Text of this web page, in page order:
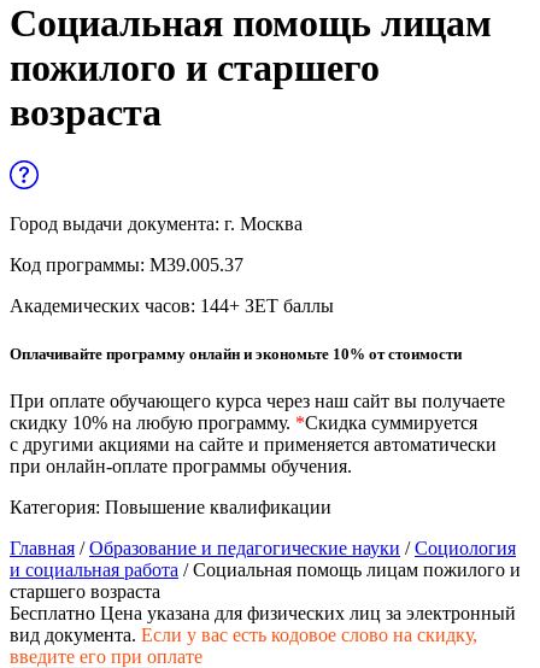
медицине
науки
Социология и социальная работа
и служащих
История и археология
Психологические науки
Техносферная безопасность и ОТ
природообустройство
Экологическая безопасность в
промышленности
Социальная помощь лицам
пожилого и старшего
возраста
Город выдачи документа: г. Москва
Код программы: М39.005.37
Академических часов: 144+ ЗЕТ баллы
Оплачивайте программу онлайн и экономьте 10% от стоимости
При оплате обучающего курса через наш сайт вы получаете
скидку 10% на любую программу. *Скидка суммируется
с другими акциями на сайте и применяется автоматически
при онлайн-оплате программы обучения.
Категория: Повышение квалификации
Главная /Образование и педагогические науки /Социология
и социальная работа / Социальная помощь лицам пожилого и
старшего возраста
Бесплатно Цена указана для физических лиц за электронный
вид документа. Если у вас есть кодовое слово на скидку,
введите его при оплате